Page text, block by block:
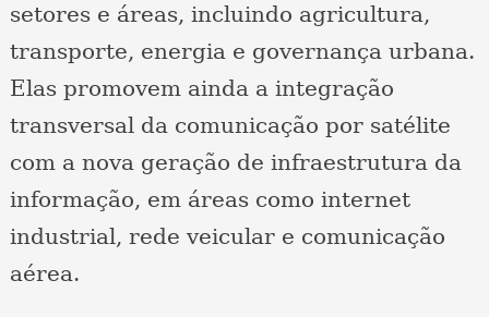
setores e áreas, incluindo agricultura,
transporte, energia e governança urbana.
Elas promovem ainda a integração
transversal da comunicação por satélite
com a nova geração de infraestrutura da
informação, em áreas como internet
industrial, rede veicular e comunicação
aérea.